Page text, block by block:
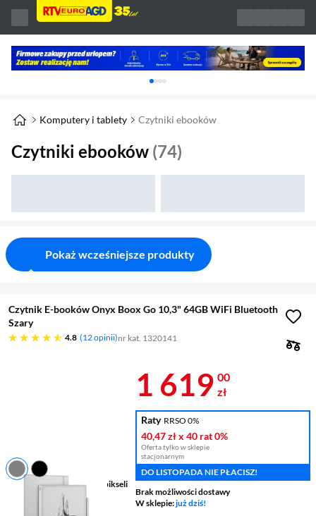
Karuzela z banerami, aktualny element 1 z
Komputery i tablety Czytniki ebooków
Czytniki ebooków (74)
Pokaż wcześniejsze produkty
Czytnik E-booków Onyx Boox Go 10,3" 64GB WiFi Bluetooth
Szary
4.8
4.8 gwiazdek 12 opinii nr kat. 1320141
Ekran
10,3 ", 2480 x 1860 pikseli
Wyświetlacz E-Ink
tak
Pamięć wbudowana
Cena 1 619
1 619 00
zł
Raty RRSO 0%
40,47 złx 40 rat0%
Oferta tylko w sklepie
stacjonarnym
DO LISTOPADA NIE PŁACISZ!
Brak możliwości dostawy
W sklepie:już dziś!